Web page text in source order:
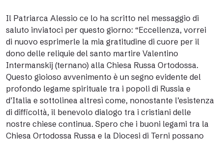
Il Patriarca Alessio ce lo ha scritto nel messaggio di
saluto inviatoci per questo giorno: “Eccellenza, vorrei
di nuovo esprimerle la mia gratitudine di cuore per il
dono delle reliquie del santo martire Valentino
Intermanskij (ternano) alla Chiesa Russa Ortodossa.
Questo gioioso avvenimento è un segno evidente del
profondo legame spirituale tra i popoli di Russia e
d’Italia e sottolinea altresì come, nonostante l’esistenza
di difficoltà, il benevolo dialogo tra i cristiani delle
nostre chiese continua. Spero che i buoni legami tra la
Chiesa Ortodossa Russa e la Diocesi di Terni possano